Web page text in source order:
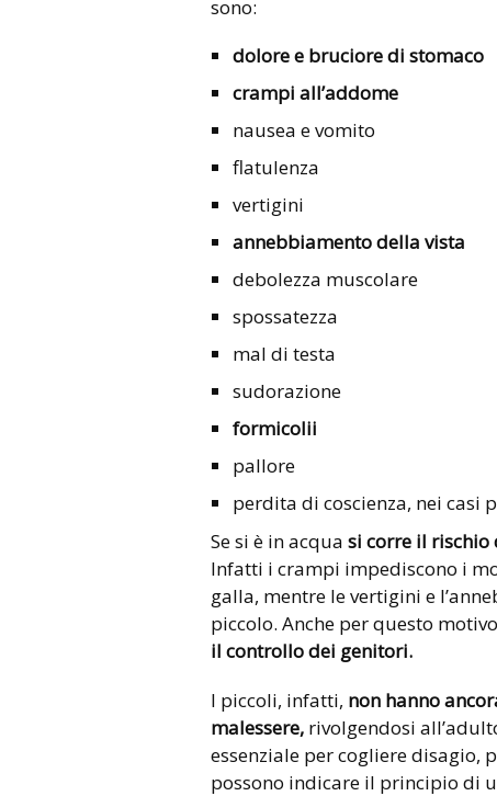
sono:
dolore e bruciore di stomaco
crampi all’addome
nausea e vomito
flatulenza
vertigini
annebbiamento della vista
debolezza muscolare
spossatezza
mal di testa
sudorazione
formicolii
pallore
perdita di coscienza, nei casi
Se si è in acqua si corre il rischio
Infatti i crampi impediscono i
galla, mentre le vertigini e
piccolo. Anche per questo
il controllo dei genitori.
I piccoli, infatti, non hanno
malessere, rivolgendosi
essenziale per cogliere disagio,
possono indicare il principio di